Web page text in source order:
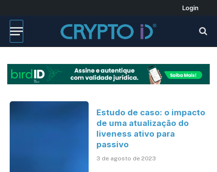
Login
Estudo de caso: o impacto
de uma atualização do
liveness ativo para
passivo
3 de agosto de 2023